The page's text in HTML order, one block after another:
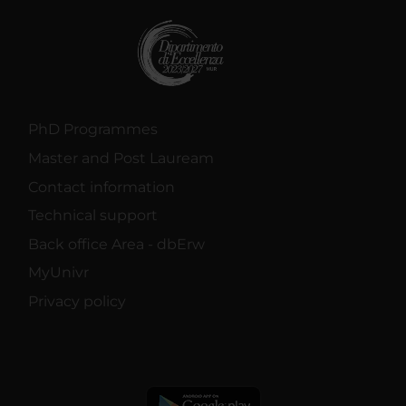
PhD Programmes
Master and Post Lauream
Contact information
Technical support
Back office Area - dbErw
MyUnivr
Privacy policy